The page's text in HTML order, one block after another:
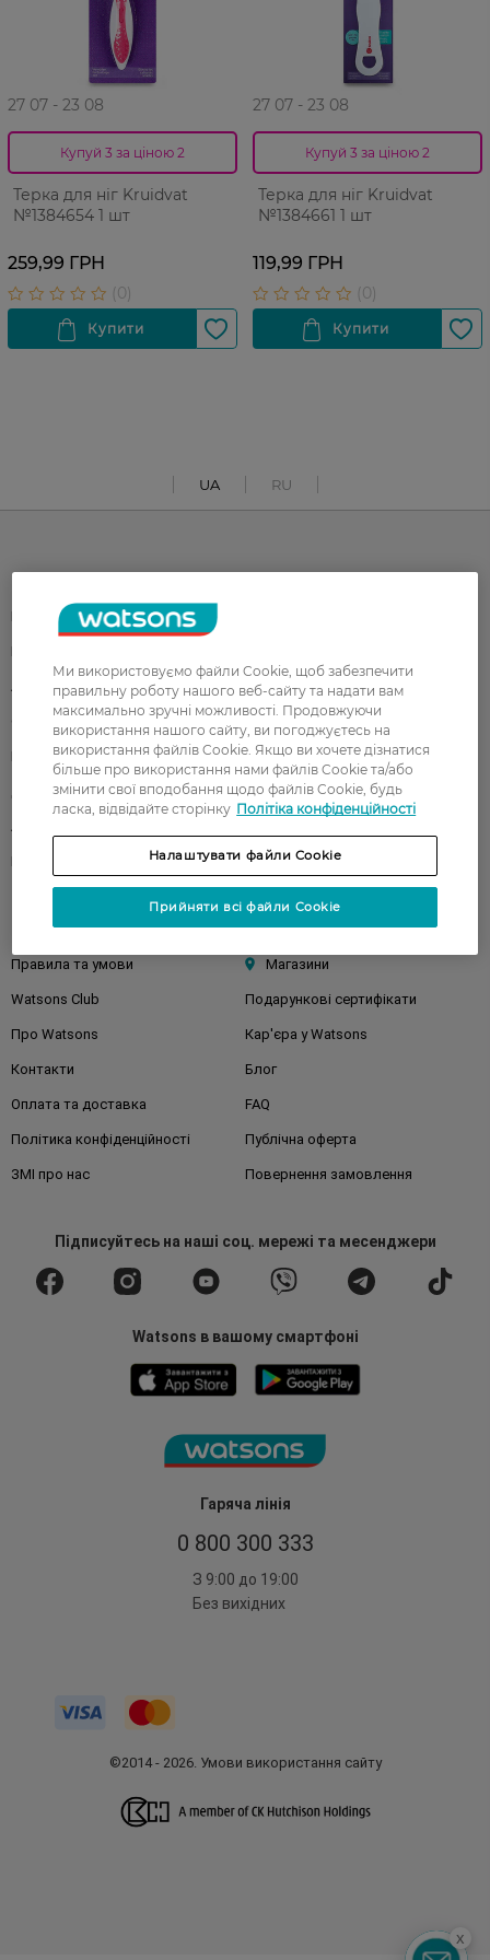
27 07 - 23 08
Купуй 3 за ціною 2
Терка для ніг Kruidvat
№1384654 1 шт
259,99 ГРН
27 07 - 23 08
Купуй 3 за ціною 2
Терка для ніг Kruidvat
№1384661 1 шт
119,99 ГРН
UA RU
Гаряча лінія
0 800 300 333
З 9:00 до 19:00
Без вихідних
Корейска косметика
Акції Макіяж
Подарунки Діти
Волосся
Аксесуари
Клієнтам
Правила та умови Магазини
Watsons Club Подарункові сертифікати
Про Watsons Кар'єра у Watsons
Контакти Блог
Оплата та доставка FAQ
Політика конфіденційності Публічна оферта
ЗМІ про нас Повернення замовлення
Підписуйтесьна наші соц. мережі та месенджери
Watsons в вашому смартфоні
©2014 - 2026. Умови використання сайту
x
Ми використовуємо файли Cookie, щоб забезпечити
правильну роботу нашого веб-сайту та надати вам
максимально зручні можливості. Продовжуючи
використання нашого сайту, ви погоджуєтесь на
використання файлів Cookie. Якщо ви хочете дізнатися
більше про використання нами файлів Cookie та/або
змінити свої вподобання щодо файлів Cookie, будь
ласка, відвідайте сторінку Політіка конфіденційності
Налаштувати файли Cookie
Прийняти всі файли Cookie